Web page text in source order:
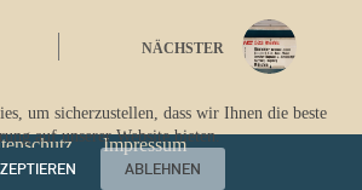
um sicherzustellen, dass wir Ihnen die beste
auf unserer Website bieten.
ABLEHNEN
NÄCHSTER
Impressum